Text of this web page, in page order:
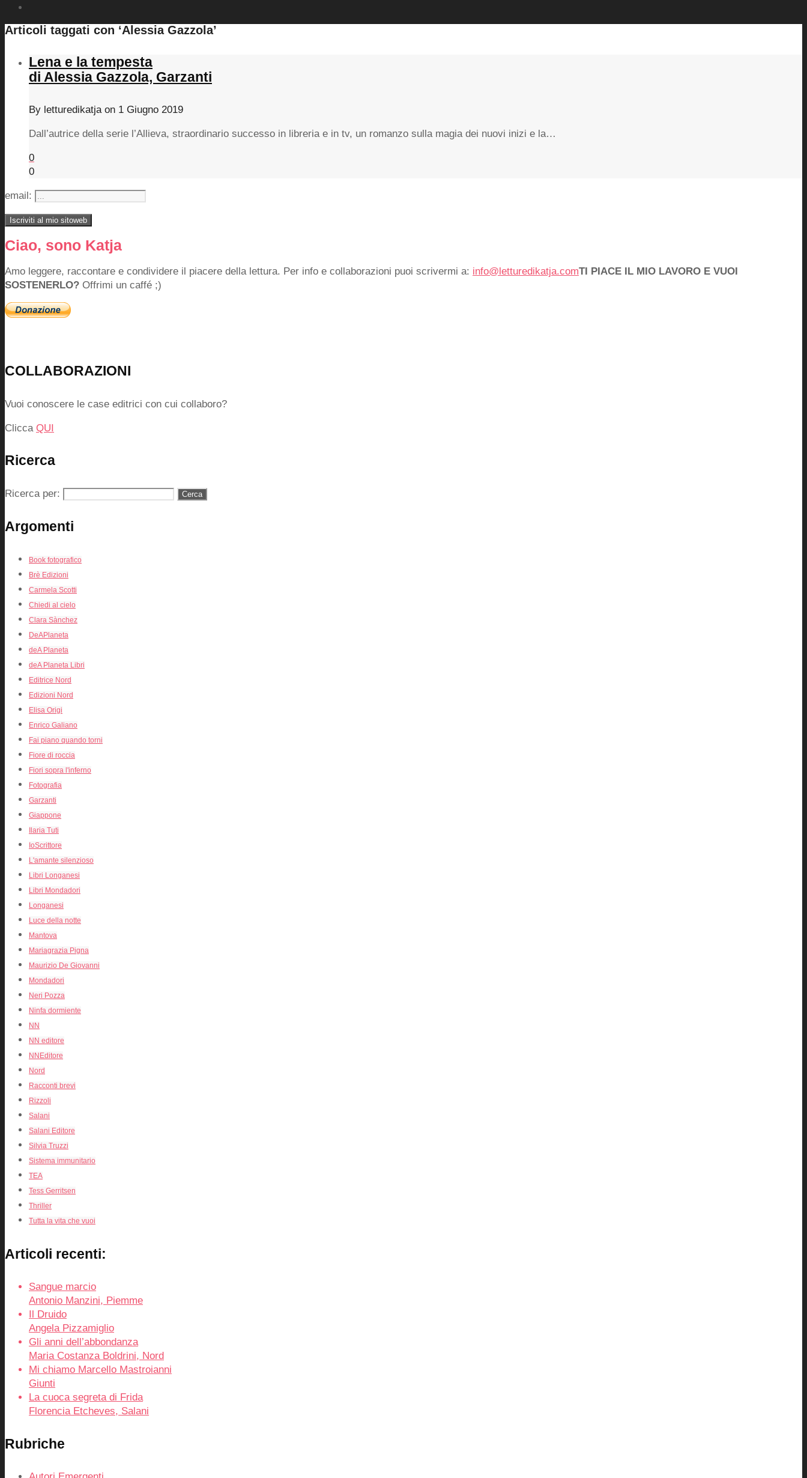
Articoli taggati con ‘Alessia Gazzola’
Lena e la tempesta
di Alessia Gazzola, Garzanti
By letturedikatjaon 1 Giugno 2019
Dall’autrice della serie l’Allieva, straordinario successo in libreria e in tv, un romanzo sulla magia dei nuovi inizi e la…
0
0
email:
Ciao, sono Katja
Amo leggere, raccontare e condividere il piacere della lettura. Per info e collaborazioni puoi scrivermi a: info@letturedikatja.comTI PIACE IL MIO LAVORO E VUOI
SOSTENERLO? Offrimi un caffé ;)
COLLABORAZIONI
Vuoi conoscere le case editrici con cui collaboro?
Clicca QUI
Ricerca
Ricerca per:
Argomenti
Book fotografico
Brè Edizioni
Carmela Scotti
Chiedi al cielo
Clara Sànchez
DeAPlaneta
deA Planeta
deA Planeta Libri
Editrice Nord
Edizioni Nord
Elisa Origi
Enrico Galiano
Fai piano quando torni
Fiore di roccia
Fiori sopra l'inferno
Fotografia
Garzanti
Giappone
Ilaria Tuti
IoScrittore
L'amante silenzioso
Libri Longanesi
Libri Mondadori
Longanesi
Luce della notte
Mantova
Mariagrazia Pigna
Maurizio De Giovanni
Mondadori
Neri Pozza
Ninfa dormiente
NN
NN editore
NNEditore
Nord
Racconti brevi
Rizzoli
Salani
Salani Editore
Silvia Truzzi
Sistema immunitario
TEA
Tess Gerritsen
Thriller
Tutta la vita che vuoi
Articoli recenti:
Sangue marcio
Antonio Manzini, Piemme
Il Druido
Angela Pizzamiglio
Gli anni dell’abbondanza
Maria Costanza Boldrini, Nord
Mi chiamo Marcello Mastroianni
Giunti
La cuoca segreta di Frida
Florencia Etcheves, Salani
Rubriche